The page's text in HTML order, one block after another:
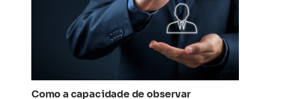
Como a capacidade de observar